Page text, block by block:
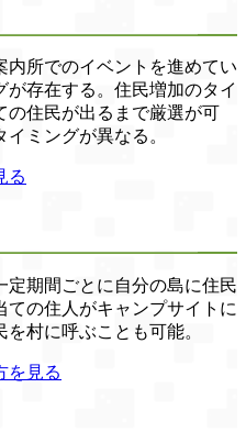
内所でのイベントを進めてい
が存在する。住民増加のタイ
の住民が出るまで厳選が可
ミングが異なる。
る
定期間ごとに自分の島に住民
の住人がキャンプサイトに
村に呼ぶことも可能。
を見る